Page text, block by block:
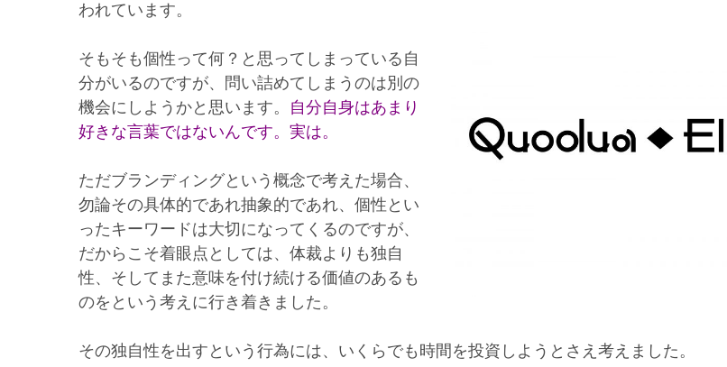
われています。
そもそも個性って何？と思ってしまっている自
分がいるのですが、問い詰めてしまうのは別の
機会にしようかと思います。 自分自身はあまり
好きな言葉ではないんです。実は。
ただブランディングという概念で考えた場合、
勿論その具体的であれ抽象的であれ、個性とい
ったキーワードは大切になってくるのですが、
だからこそ着眼点としては、体裁よりも独自
性、そしてまた意味を付け続ける価値のあるも
のをという考えに行き着きました。
その独自性を出すという行為には、いくらでも時間を投資しようとさえ考えました。